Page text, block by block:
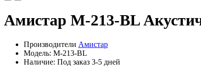
Амистар M-213-BL
Производители Амистар
Модель: M-213-BL
Наличие: Под заказ 3-5 дней